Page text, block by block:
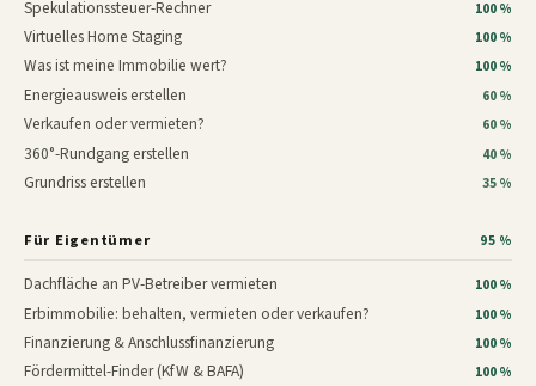
Spekulationssteuer-Rechner 100 %
Virtuelles Home Staging 100 %
Was ist meine Immobilie wert? 100 %
Energieausweis erstellen 60 %
Verkaufen oder vermieten? 60 %
360°-Rundgang erstellen 40 %
Grundriss erstellen 35 %
Für Eigentümer 95 %
Dachfläche an PV-Betreiber vermieten 100 %
Erbimmobilie: behalten, vermieten oder verkaufen? 100 %
Finanzierung & Anschlussfinanzierung 100 %
Fördermittel-Finder (KfW & BAFA) 100 %